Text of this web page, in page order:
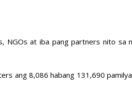
NGOs at iba pang partners nito sa
ang 8,086 habang 131,690 pamilya